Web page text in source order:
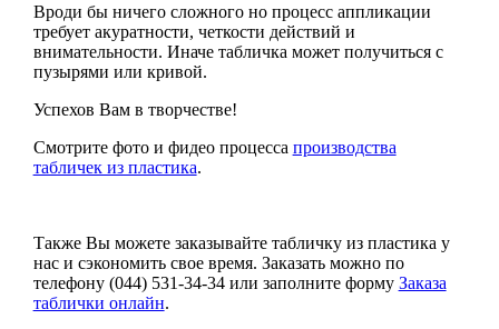
Вроди бы ничего сложного но процесс аппликации
требует акуратности, четкости действий и
внимательности. Иначе табличка может получиться с
пузырями или кривой.
Успехов Вам в творчестве!
Смотрите фото и фидео процесса производства
табличек из пластика.
Также Вы можете заказывайте табличку из пластика у
нас и сэкономить свое время. Заказать можно по
телефону (044) 531-34-34 или заполните форму Заказа
таблички онлайн.